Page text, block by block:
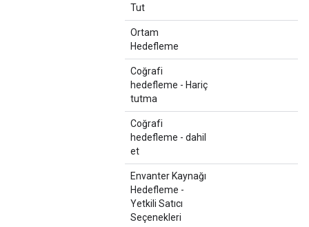
Tut
Ortam
Hedefleme
Coğrafi
hedefleme - Hariç
tutma
Coğrafi
hedefleme - dahil
et
Envanter Kaynağı
Hedefleme -
Yetkili Satıcı
Seçenekleri